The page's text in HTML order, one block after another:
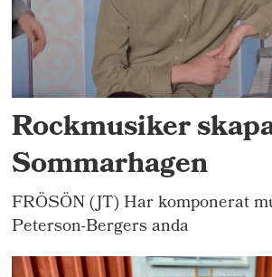
Rockmusiker
Sommarhagen
FRÖSÖN (JT) Har komponerat
Peterson-Bergers anda